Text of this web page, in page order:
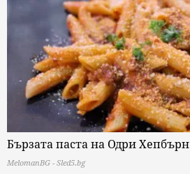
Бързата паста на Одри Хепбърн
MelomanBG - Sled5.bg